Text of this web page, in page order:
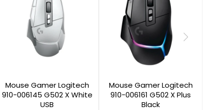
Mouse Gamer Logitech
910-006145 G502 X White
USB
Mouse Gamer Logitech
910-006161 G502 X Plus
Black